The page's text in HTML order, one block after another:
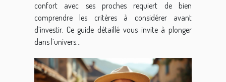
confort avec ses proches requiert de bien
comprendre les critères à considérer avant
d’investir. Ce guide détaillé vous invite à plonger
dans l’univers...